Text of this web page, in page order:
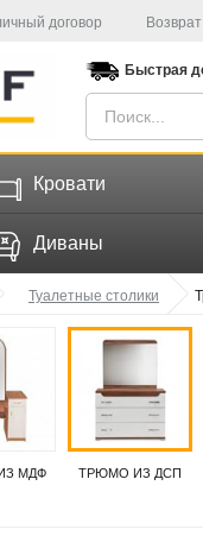
договор
Быстрая
Кровати
Диваны
Туалетные столики
МДФ ТРЮМО ИЗ ДСП